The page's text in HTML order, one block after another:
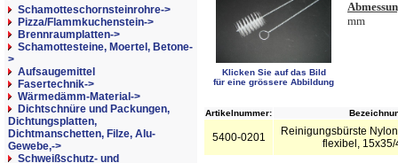
Schamotteschornsteinrohre->
Pizza/Flammkuchenstein->
Brennraumplatten->
Schamottesteine, Moertel, Betone-
>
Aufsaugemittel
Fasertechnik->
Wärmedämm-Material->
Dichtschnüre und Packungen,
Dichtungsplatten,
Dichtmanschetten, Filze, Alu-
Gewebe,->
Schweißschutz- und
Klicken Sie auf das Bild
für eine grössere Abbildung
mm
Artikelnummer:
5400-0201
Reinigungsbürste
flexibel, 15x35/